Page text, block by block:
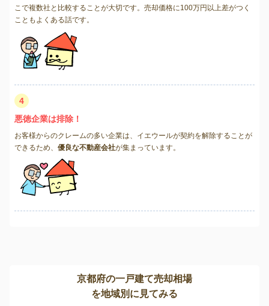
こで複数社と比較することが大切です。売却価格に100万円以上差がつく
こともよくある話です。
4
悪徳企業は排除！
お客様からのクレームの多い企業は、イエウールが契約を解除することが
できるため、 優良な不動産会社が集まっています。
京都府の一戸建て売却相場
を地域別に見てみる